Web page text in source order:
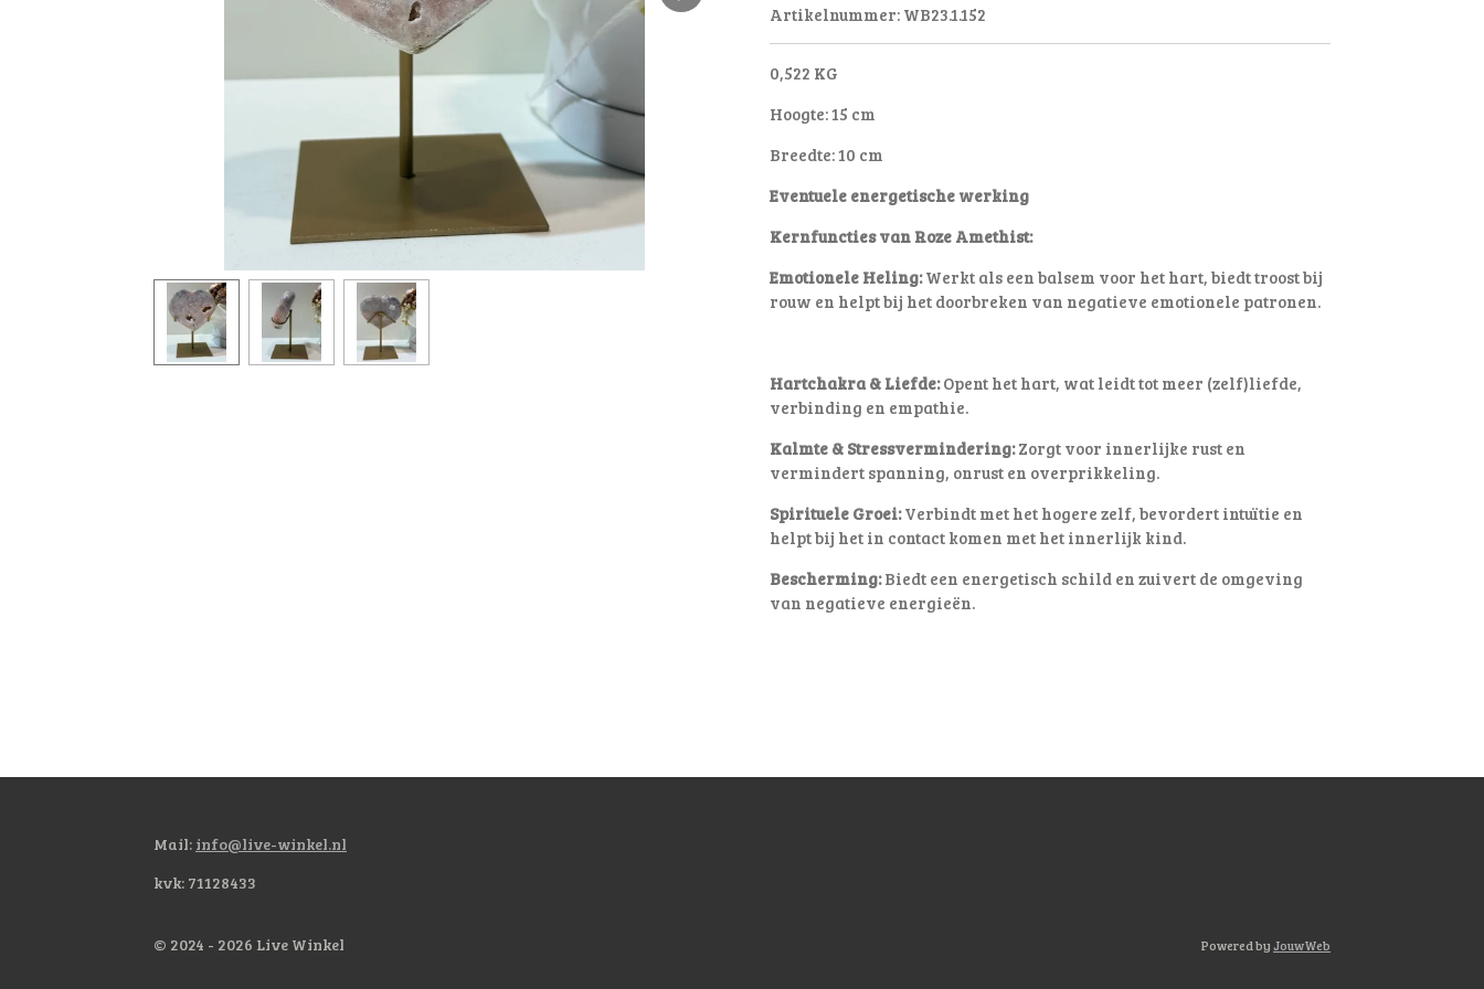
Artikelnummer: WB23.1.152
0,522 KG
Hoogte: 15 cm
Breedte: 10 cm
Eventuele energetische werking
Kernfuncties van Roze Amethist:
Emotionele Heling:Werkt als een balsem voor het hart, biedt troost bij
rouw en helpt bij het doorbreken van negatieve emotionele patronen.
Hartchakra & Liefde:Opent het hart, wat leidt tot meer (zelf)liefde,
verbinding en empathie.
Kalmte & Stressvermindering:Zorgt voor innerlijke rust en
vermindert spanning, onrust en overprikkeling.
Spirituele Groei:Verbindt met het hogere zelf, bevordert intuïtie en
helpt bij het in contact komen met het innerlijk kind.
Bescherming:Biedt een energetisch schild en zuivert de omgeving
van negatieve energieën.
Mail: info@live-winkel.nl
kvk: 71128433
© 2024 - 2026 Live Winkel Powered byJouwWeb